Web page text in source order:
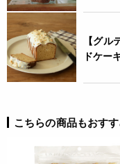
くるみを含む食品も扱
栄養成分表示
(100gあたり) エネル
67.0g 炭水化物 14.1g
注意事項
* 湿気の吸収を防ぐ
【グ
ドケー
こちらの商品もおす